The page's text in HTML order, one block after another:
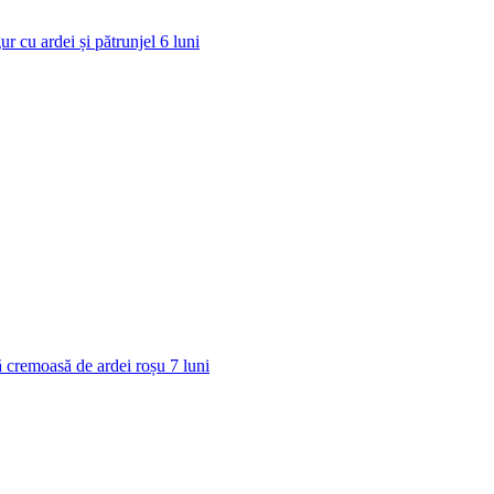
cu ardei și pătrunjel 6 luni
cremoasă de ardei roșu 7 luni